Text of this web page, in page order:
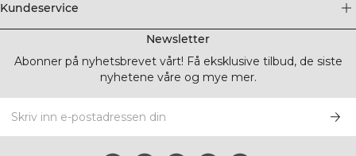
Kundeservice
Newsletter
Abonner på nyhetsbrevet vårt! Få eksklusive tilbud, de siste
nyhetene våre og mye mer.